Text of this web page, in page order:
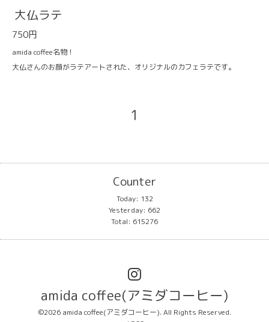
大仏ラテ
750円
amida coffee名物！
大仏さんのお顔がラテアートされた、オリジナルのカフェラテです。
1
Counter
Today: 132
Yesterday: 662
Total: 615276
amida coffee(アミダコーヒー)
©2026 amida coffee(アミダコーヒー). All Rights Reserved.